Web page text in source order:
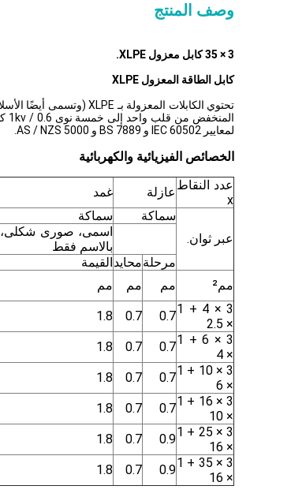
وصف المنتج
3 × 35 كابل معزول XLPE.
كابل الطاقة المعزول XLPE
لمعايير IEC 60502 و BS 7889 و AS / NZS 5000.
الخصائص الفيزيائية والكهربائية
عدد النقاط
x
عازلة غمد
عبر ثوان.
سماكة
سماكة
اسمى، صورى شكلى،
بالاسم فقط
مرحلةمحايدالقيمة
مم²
مم مم مم
3 × 4 + 1
× 2.5
0.7
0.7
1.8
3 × 6 + 1
× 4
0.7
0.7
1.8
3 × 10 + 1
× 6
0.7
0.7
1.8
3 × 16 + 1
× 10
0.7
0.7
1.8
3 × 25 + 1
× 16
0.9
0.7
1.8
3 × 35 + 1
× 16
0.9
0.7
1.8